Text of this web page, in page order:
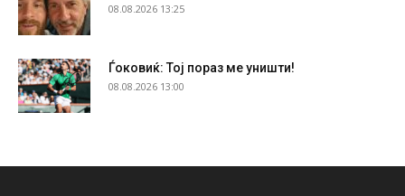
08.08.2026 13:25
Ѓоковиќ: Тој пораз ме уништи!
08.08.2026 13:00